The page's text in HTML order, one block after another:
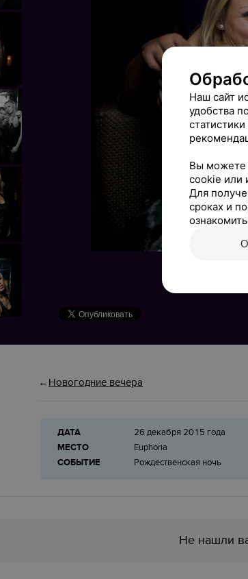
Новогодние вечера
ДАТА
26 декабря 2015 года
МЕСТО
Euphoria
СОБЫТИЕ
Рождественская ночь
Не нашли
Наш сайт
удобства
Вы можете
cookie или
Для
сроках и